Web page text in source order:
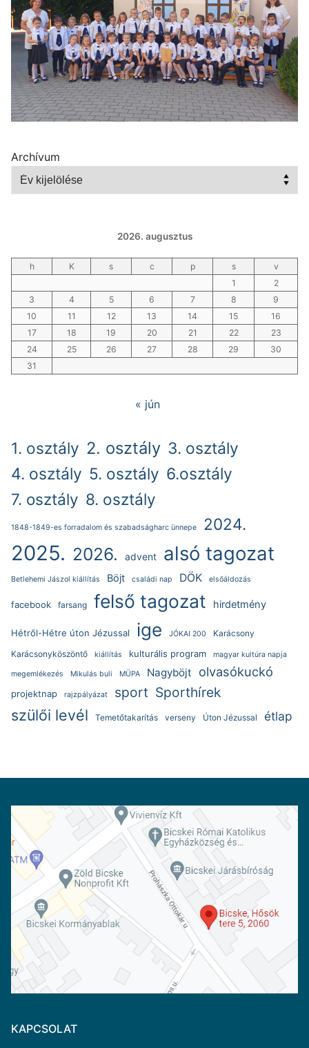
Archívum
2026. augusztus
h K s c p s
v
1
2
3
4 5 6 7 8
9
10
11 12 13 14 15
16
17
18 19 20 21 22
23
24
25 26 27 28 29
30
31
« jún
1. osztály 2. osztály 3. osztály
4. osztály 5. osztály 6.osztály
7. osztály 8. osztály
1848-1849-es forradalom és szabadságharc ünnepe 2024.
2025. 2026. advent alsó tagozat
Betlehemi Jászol kiállítás Böjt családi nap DÖK elsőáldozás
facebook farsang felső tagozat hirdetmény
Hétről-Hétre úton Jézussal ige JÓKAI 200
Karácsony
Karácsonyköszöntő
kiállítás kulturális program magyar kultúra napja
megemlékezés Mikulás buli MÜPA Nagyböjt olvasókuckó
projektnap rajzpályázat sport Sporthírek
szülői levél Temetőtakarítás verseny Úton Jézussal étlap
KAPCSOLAT